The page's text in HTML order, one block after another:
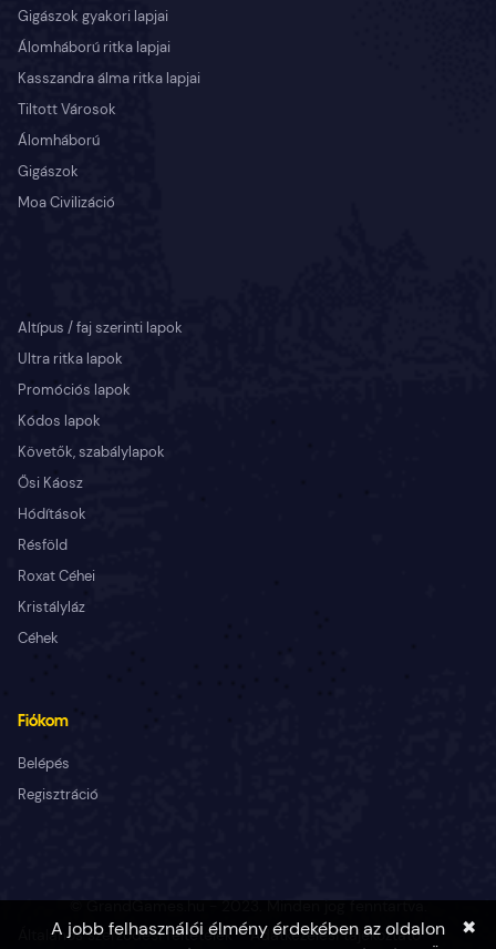
Gigászok gyakori lapjai
Álomháború ritka lapjai
Kasszandra álma ritka lapjai
Tiltott Városok
Álomháború
Gigászok
Moa Civilizáció
Altípus / faj szerinti lapok
Ultra ritka lapok
Promóciós lapok
Kódos lapok
Követők, szabálylapok
Ősi Káosz
Hódítások
Résföld
Roxat Céhei
Kristályláz
Céhek
Fiókom
Belépés
Regisztráció
© GrandGames.hu - 2023. Minden jog fenntartva.
Általános szerződési feltételek
Adatkezelési tájékoztató
A jobb felhasználói élmény érdekében az oldalon
✖